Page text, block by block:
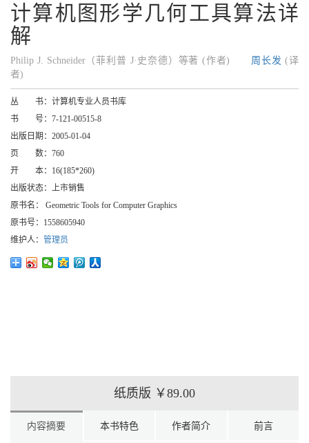
计算机图形学几何工具算法详
解
Philip J. Schneider（菲利普 J·史奈德）等著 (作者) 周长发 (译
者)
丛 书： 计算机专业人员书库
书 号： 7-121-00515-8
出版日期： 2005-01-04
页 数： 760
开 本： 16(185*260)
出版状态： 上市销售
原书名：
Geometric Tools for Computer Graphics
原书号： 1558605940
维护人： 管理员
纸质版 ￥89.00
内容摘要 本书特色 作者简介 前言